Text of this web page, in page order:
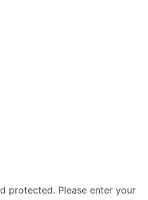
protected. Please enter your